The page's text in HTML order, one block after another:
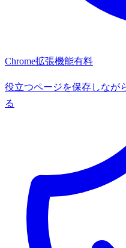
Chrome拡張機能有料
役立つページを保存しなが
る